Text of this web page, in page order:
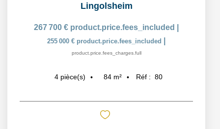
Lingolsheim
267 700 € product.price.fees_included
255 000 € product.price.fees_included
product.price.fees_charges.full
4 pièce(s) 84 m² Réf : 80